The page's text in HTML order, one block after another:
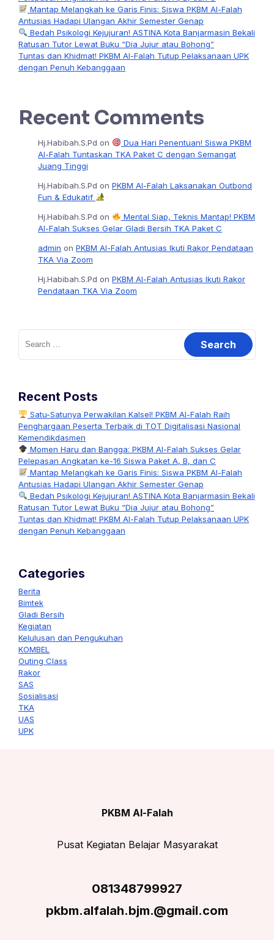
Mantap Melangkah ke Garis Finis: Siswa PKBM Al-Falah
Antusias Hadapi Ulangan Akhir Semester Genap
Bedah Psikologi Kejujuran! ASTINA Kota Banjarmasin Bekali
Ratusan Tutor Lewat Buku “Dia Jujur atau Bohong”
Tuntas dan Khidmat! PKBM Al-Falah Tutup Pelaksanaan UPK
dengan Penuh Kebanggaan
Recent Comments
Hj.Habibah.S.Pd on
Dua Hari Penentuan! Siswa PKBM
Al-Falah Tuntaskan TKA Paket C dengan Semangat
Juang Tinggi
Hj.Habibah.S.Pd on PKBM Al-Falah Laksanakan Outbond
Fun & Edukatif
Hj.Habibah.S.Pd on
Mental Siap, Teknis Mantap! PKBM
Al-Falah Sukses Gelar Gladi Bersih TKA Paket C
admin on PKBM Al-Falah Antusias Ikuti Rakor Pendataan
TKA Via Zoom
Hj.Habibah.S.Pd on PKBM Al-Falah Antusias Ikuti Rakor
Pendataan TKA Via Zoom
Search
for:
Recent Posts
Satu-Satunya Perwakilan Kalsel! PKBM Al-Falah Raih
Penghargaan Peserta Terbaik di TOT Digitalisasi Nasional
Kemendikdasmen
Momen Haru dan Bangga: PKBM Al-Falah Sukses Gelar
Pelepasan Angkatan ke-16 Siswa Paket A, B, dan C
Mantap Melangkah ke Garis Finis: Siswa PKBM Al-Falah
Antusias Hadapi Ulangan Akhir Semester Genap
Bedah Psikologi Kejujuran! ASTINA Kota Banjarmasin Bekali
Ratusan Tutor Lewat Buku “Dia Jujur atau Bohong”
Tuntas dan Khidmat! PKBM Al-Falah Tutup Pelaksanaan UPK
dengan Penuh Kebanggaan
Categories
Berita
Bimtek
Gladi Bersih
Kegiatan
Kelulusan dan Pengukuhan
KOMBEL
Outing Class
Rakor
SAS
Sosialisasi
TKA
UAS
UPK
PKBM Al-Falah
Pusat Kegiatan Belajar Masyarakat
081348799927
pkbm.alfalah.bjm.@gmail.com